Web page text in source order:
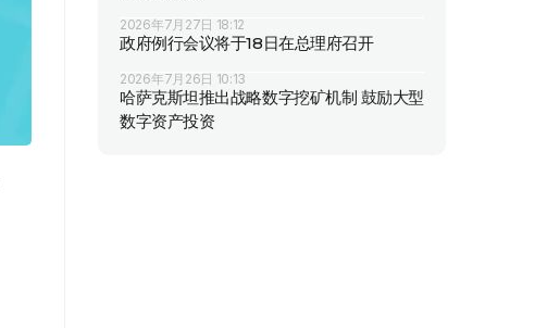
2026年7月27日 18:12
政府例行会议将于18日在总理府召开
2026年7月26日 10:13
哈萨克斯坦推出战略数字挖矿机制 鼓励大型
数字资产投资